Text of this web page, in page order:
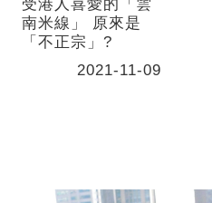
受港人喜愛的「雲
南米線」 原來是
「不正宗」?
2021-11-09